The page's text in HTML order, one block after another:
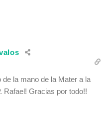
la mano de la Mater a la
Rafael! Gracias por todo!!